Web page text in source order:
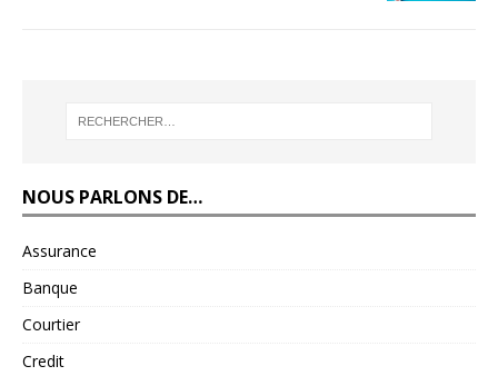
NOUS PARLONS DE…
Assurance
Banque
Courtier
Credit